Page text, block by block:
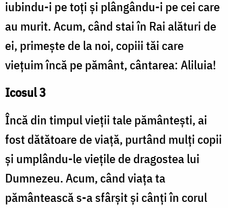
iubindu-i pe toți și plângându-i pe cei care
au murit. Acum, când stai în Rai alături de
ei, primește de la noi, copiii tăi care
viețuim încă pe pământ, cântarea: Aliluia!
Icosul 3
Încă din timpul vieții tale pământești, ai
fost dătătoare de viață, purtând mulți copii
și umplându-le viețile de dragostea lui
Dumnezeu. Acum, când viața ta
pământească s-a sfârșit și cânți în corul